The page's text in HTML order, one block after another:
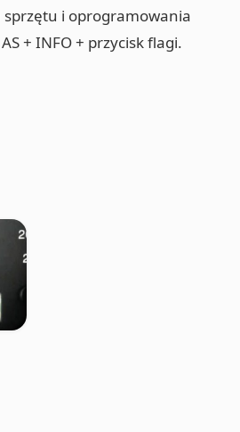
i oprogramowania
+ INFO + przycisk flagi.